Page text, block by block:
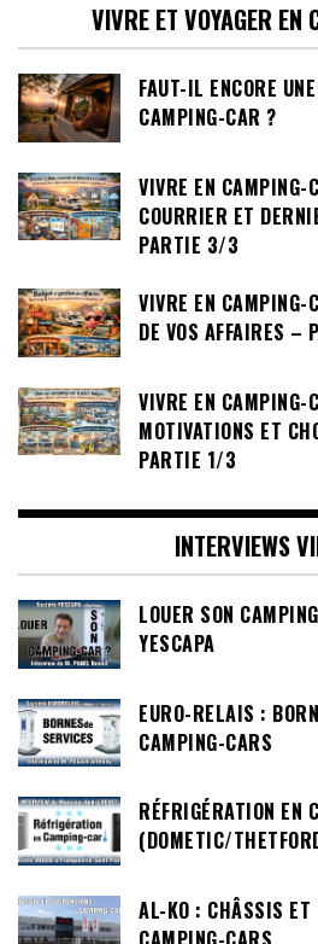
VIVRE ET VOYAGER EN
FAUT-IL ENCORE
CAMPING-CAR ?
VIVRE EN
COURRIER ET
PARTIE 3/3
VIVRE EN CAMPING-
DE VOS AFFAIRES –
VIVRE EN CAMPING-
MOTIVATIONS ET
PARTIE 1/3
INTERVIEWS
LOUER SON
YESCAPA
EURO-RELAIS :
CAMPING-CARS
RÉFRIGÉRATION EN
(DOMETIC/
AL-KO : CHÂSSIS ET